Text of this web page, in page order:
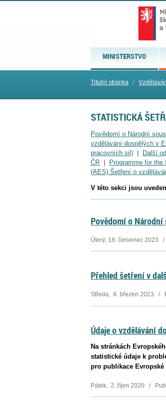
MINISTERSTVO
Titulní stránka ⁄
STATISTICKÁ
Povědomí o Národní
vzdělávání dospělých v
pracovních sil)
Další
ČR
Programme for
(AES) Šetření o
V této sekci jsou
Povědomí o
Úterý, 18. červenec 2023
Přehled šetření v
Středa, 8. březen 2023 /
Údaje o vzdělávání
Na stránkách
statistické údaje k
pro publikace Evropské
Pátek, 2. říjen 2020 /